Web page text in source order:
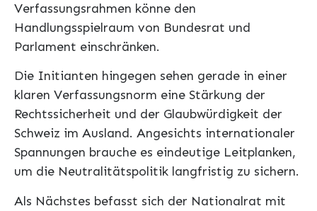
Verfassungsrahmen könne den
Handlungsspielraum von Bundesrat und
Parlament einschränken.
Die Initianten hingegen sehen gerade in einer
klaren Verfassungsnorm eine Stärkung der
Rechtssicherheit und der Glaubwürdigkeit der
Schweiz im Ausland. Angesichts internationaler
Spannungen brauche es eindeutige Leitplanken,
um die Neutralitätspolitik langfristig zu sichern.
Als Nächstes befasst sich der Nationalrat mit